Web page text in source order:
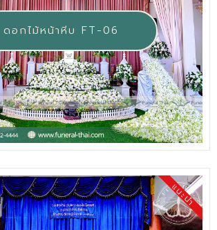
ดอกไม้หน้าหีบ FT-06
แนะนำ